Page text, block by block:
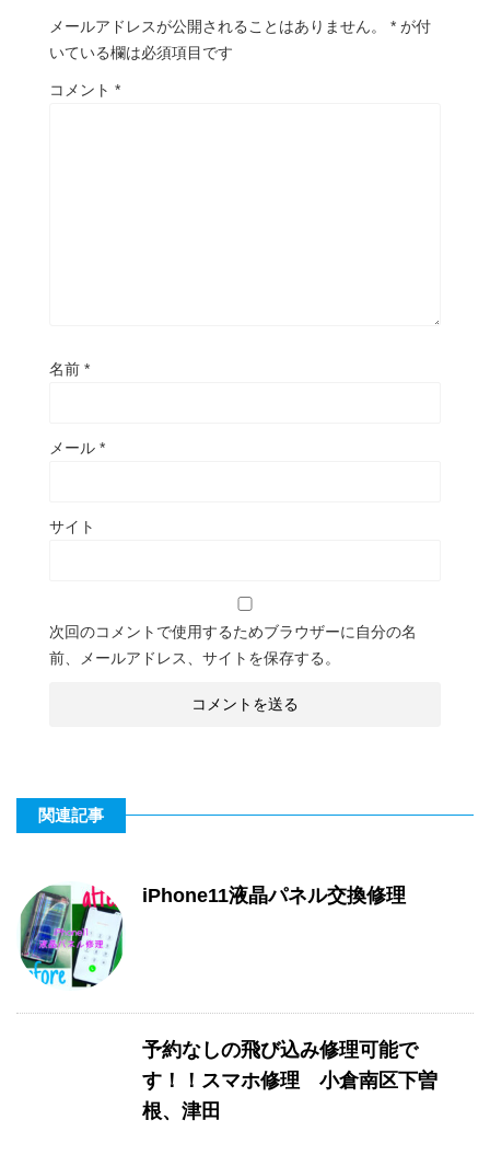
メールアドレスが公開されることはありません。 * が付
いている欄は必須項目です
コメント *
名前 *
メール *
サイト
次回のコメントで使用するためブラウザーに自分の名
前、メールアドレス、サイトを保存する。
関連記事
iPhone11液晶パネル交換修理
予約なしの飛び込み修理可能で
す！！スマホ修理 小倉南区下曽
根、津田